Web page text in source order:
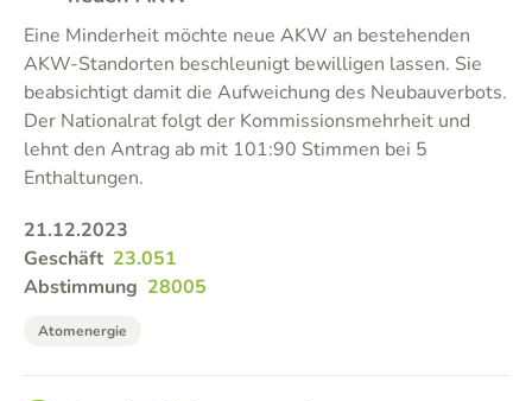
Eine Minderheit möchte neue AKW an bestehenden
AKW-Standorten beschleunigt bewilligen lassen. Sie
beabsichtigt damit die Aufweichung des Neubauverbots.
Der Nationalrat folgt der Kommissionsmehrheit und
lehnt den Antrag ab mit 101:90 Stimmen bei 5
Enthaltungen.
21.12.2023
Geschäft 23.051
Abstimmung 28005
Atomenergie